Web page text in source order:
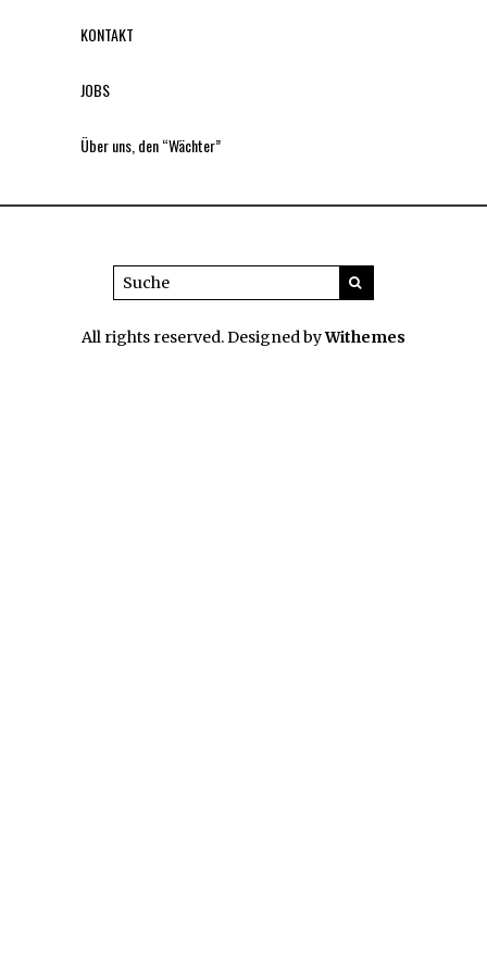
KONTAKT
JOBS
Über uns, den “Wächter”
All rights reserved. Designed byWithemes